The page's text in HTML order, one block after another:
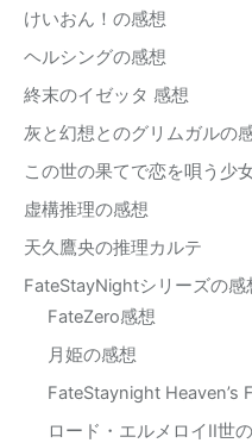
けいおん！の感想
ヘルシングの感想
終末のイゼッタ 感想
灰と幻想とのグリムガルの
この世の果てで恋を唄う少
虚構推理の感想
天久鷹央の推理カルテ
FateStayNightシリーズの感
FateZero感想
月姫の感想
FateStaynight Heaven’s
ロード・エルメロイII世